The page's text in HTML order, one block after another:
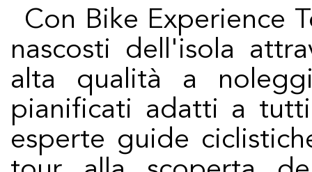
Con Bike Experience Tenerife, puoi scoprire i tesori
nascosti dell'isola
alta qualità a
pianificati adatti a
esperte guide